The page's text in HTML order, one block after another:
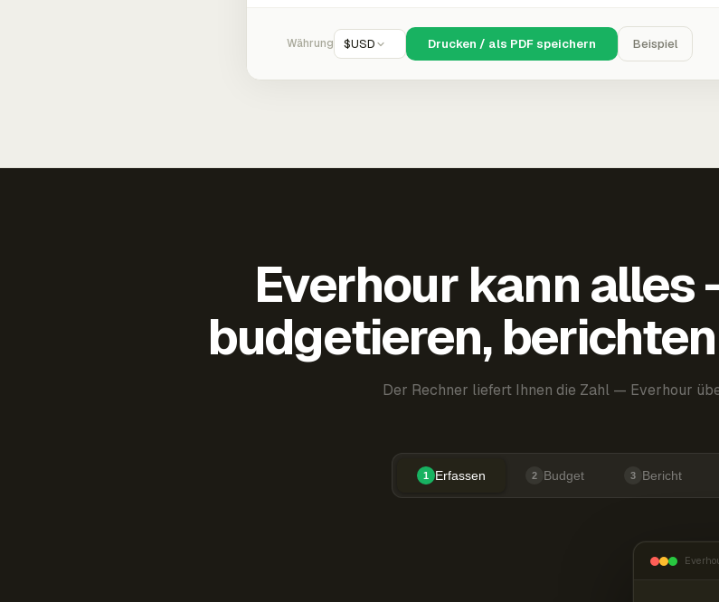
Währung $USD Drucken / als PDF speichern Beispiel
Everhour kann alles
budgetieren,
Der Rechner liefert Ihnen die Zahl — Everhour
1 Erfassen 2 Budget 3 Bericht